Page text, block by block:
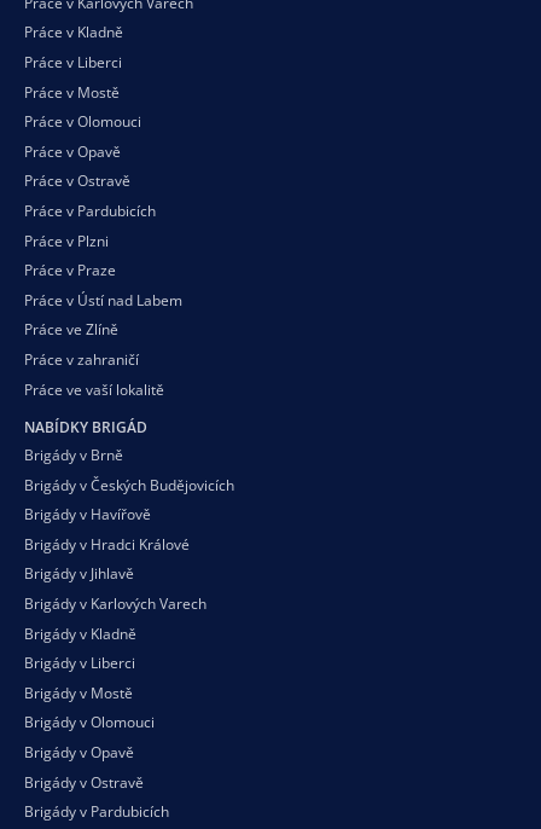
Práce v Kladně
Práce v Liberci
Práce v Mostě
Práce v Olomouci
Práce v Opavě
Práce v Ostravě
Práce v Pardubicích
Práce v Plzni
Práce v Praze
Práce v Ústí nad Labem
Práce ve Zlíně
Práce v zahraničí
Práce ve vaší lokalitě
NABÍDKY BRIGÁD
Brigády v Brně
Brigády v Českých Budějovicích
Brigády v Havířově
Brigády v Hradci Králové
Brigády v Jihlavě
Brigády v Karlových Varech
Brigády v Kladně
Brigády v Liberci
Brigády v Mostě
Brigády v Olomouci
Brigády v Opavě
Brigády v Ostravě
Brigády v Pardubicích